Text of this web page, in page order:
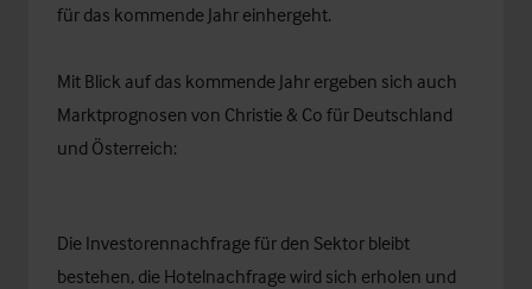
für das kommende Jahr einhergeht.
Mit Blick auf das kommende Jahr ergeben sich auch
Marktprognosen von Christie & Co für Deutschland
und Österreich:
Die Investorennachfrage für den Sektor bleibt
bestehen, die Hotelnachfrage wird sich erholen und